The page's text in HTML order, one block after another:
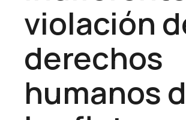
violación
derechos
humanos